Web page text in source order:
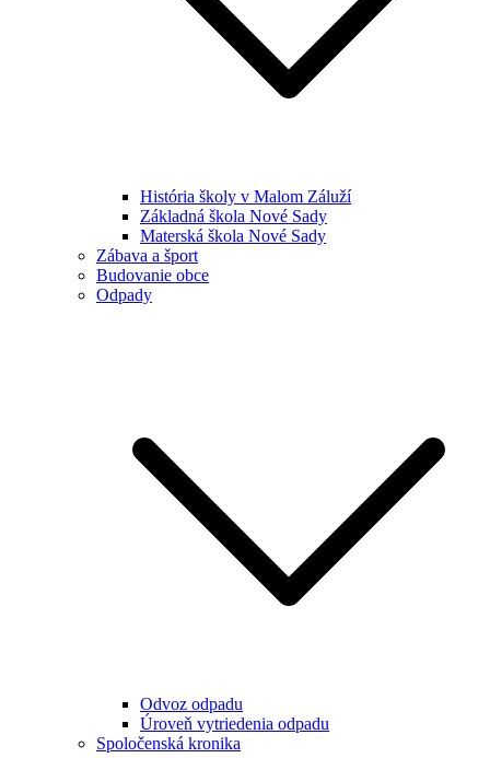
História školy v Malom Záluží
Základná škola Nové Sady
Materská škola Nové Sady
Zábava a šport
Budovanie obce
Odpady
Odvoz odpadu
Úroveň vytriedenia odpadu
Spoločenská kronika